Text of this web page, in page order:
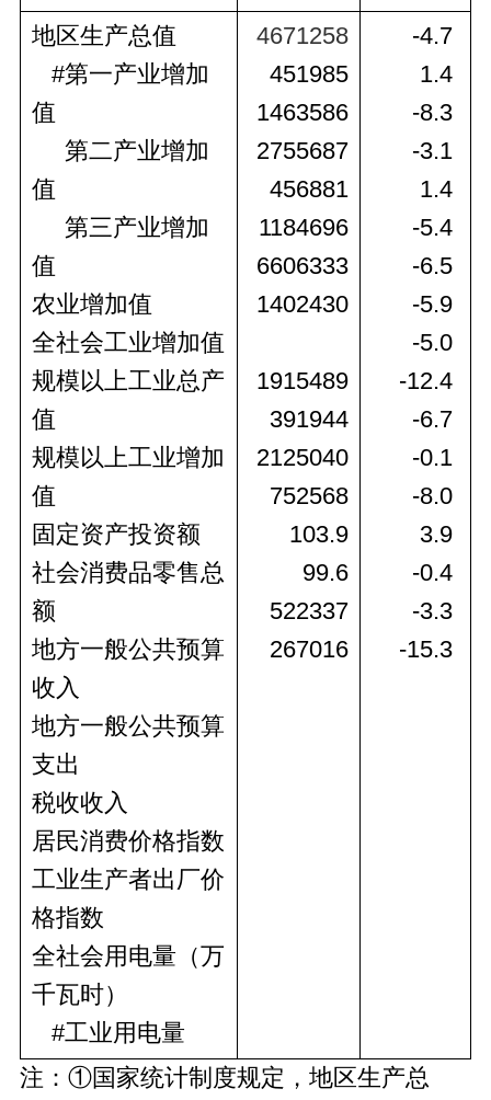
地区生产总值
#第一产业增加
值
值
值
农业增加值
全社会工业增加值
规模以上工业总产
值
规模以上工业增加
值
固定资产投资额
社会消费品零售总
额
地方一般公共预算
收入
地方一般公共预算
支出
税收收入
居民消费价格指数
工业生产者出厂价
格指数
全社会用电量（万
千瓦时）
#工业用电量
4671258
451985
1463586
2755687
456881
1184696
6606333
1402430
1915489
391944
2125040
752568
103.9
99.6
522337
267016
-4.7
1.4
-8.3
-3.1
1.4
-5.4
-6.5
-5.9
-5.0
-12.4
-6.7
-0.1
-8.0
3.9
-0.4
-3.3
-15.3
注：①国家统计制度规定，地区生产总